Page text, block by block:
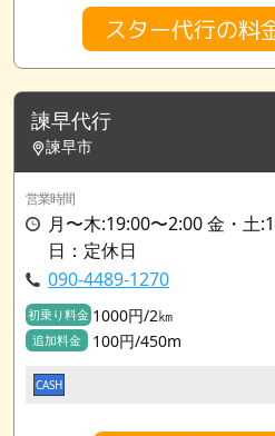
スター代行の料
諫早代行
諫早市
営業時間
月〜木:19:00〜2:00 金・土
日：定休日
090-4489-1270
初乗り料金 1000円/2㎞
追加料金 100円/450m
CASH